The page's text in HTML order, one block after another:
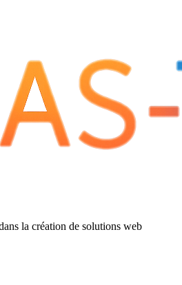
la création de solutions web